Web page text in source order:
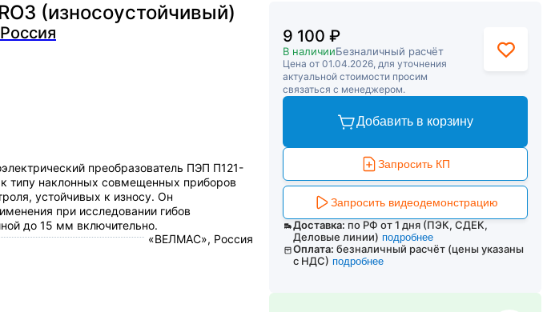
(износоустойчивый)
преобразователь ПЭП П121-
типу наклонных совмещенных приборов
устойчивых к износу. Он
при исследовании гибов
до 15 мм включительно.
«ВЕЛМАС», Россия
9 100 ₽
В наличииБезналичный расчёт
Цена от 01.04.2026, для уточнения
актуальной стоимости просим
связаться с менеджером.
Добавить в корзину
Запросить КП
Запросить видеодемонстрацию
Доставка: по РФ от 1 дня (ПЭК, СДЕК,
Деловые линии) подробнее
Оплата: безналичный расчёт (цены указаны
с НДС) подробнее